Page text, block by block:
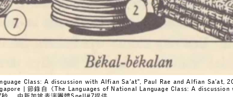
Class: A discussion with Alfian Sa’at", Paul Rae and Alfian Sa’at,
| 節錄自《The Languages of National Language Class: A